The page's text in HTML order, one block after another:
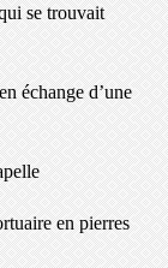
d’une
en pierres